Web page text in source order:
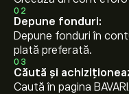
02
Depune fonduri:
Depune fonduri în
plată preferată.
03
Căută și
Caută în pagina